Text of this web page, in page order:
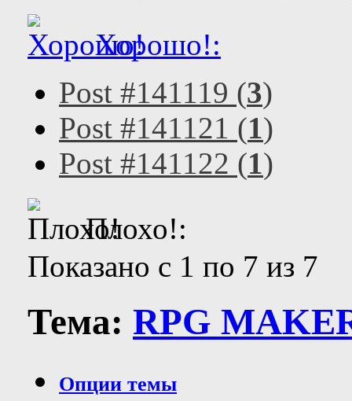
Хорошо!:
Post #141119 (3)
Post #141121 (1)
Post #141122 (1)
Плохо!:
Показано с 1 по 7 из 7
Тема: RPG
Опции темы